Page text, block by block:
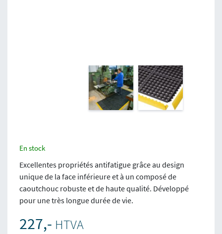
En stock
Excellentes propriétés antifatigue grâce au design
unique de la face inférieure et à un composé de
caoutchouc robuste et de haute qualité. Développé
pour une très longue durée de vie.
227,- HTVA